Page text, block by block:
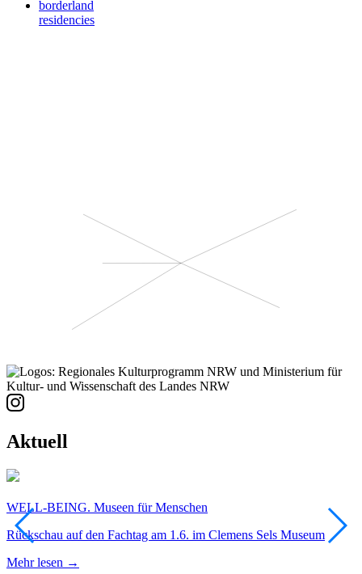
borderland
residencies
Aktuell
WELL-BEING. Museen für Menschen
Rückschau auf den Fachtag am 1.6. im Clemens Sels Museum
Mehr lesen →